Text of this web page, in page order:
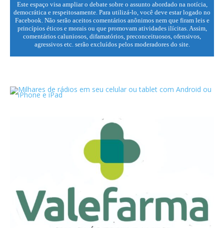
Este espaço visa ampliar o debate sobre o assunto abordado na notícia,
democrática e respeitosamente. Para utilizá-lo, você deve estar logado no
Facebook. Não serão aceitos comentários anônimos nem que firam leis e
princípios éticos e morais ou que promovam atividades ilícitas. Assim,
comentários caluniosos, difamatórios, preconceituosos, ofensivos,
agressivos etc. serão excluídos pelos moderadores do site.